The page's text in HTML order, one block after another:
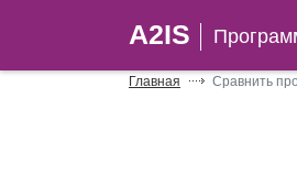
A2IS
Главная Сравнить